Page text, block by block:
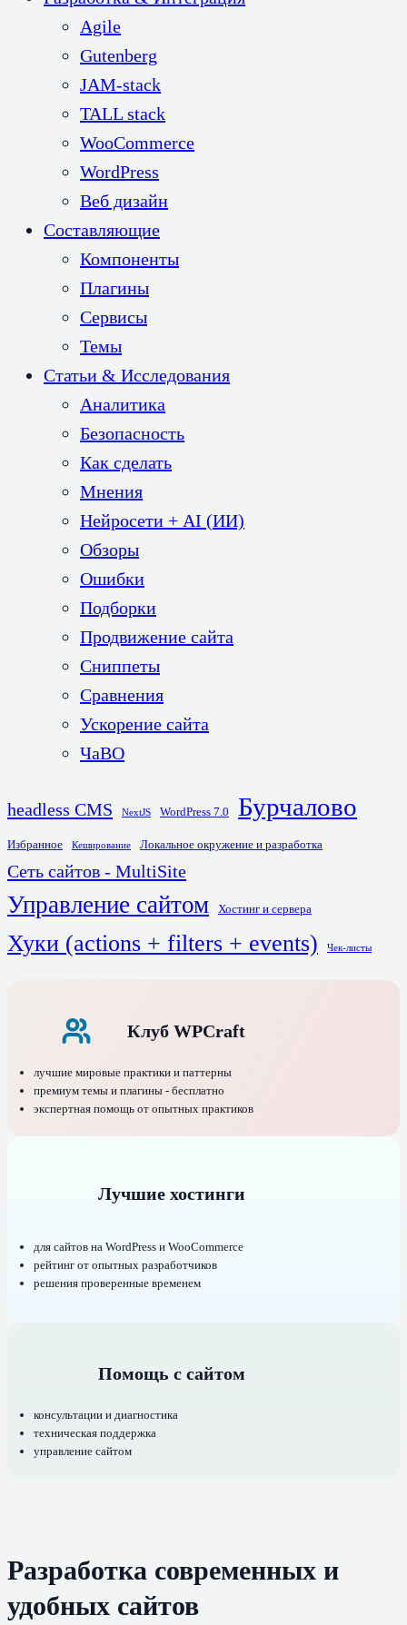
Agile
Gutenberg
JAM-stack
TALL stack
WooCommerce
WordPress
Веб дизайн
Составляющие
Компоненты
Плагины
Сервисы
Темы
Статьи & Исследования
Аналитика
Безопасность
Как сделать
Мнения
Нейросети + AI (ИИ)
Обзоры
Ошибки
Подборки
Продвижение сайта
Сниппеты
Сравнения
Ускорение сайта
ЧаВО
headless CMS NextJS WordPress 7.0 Бурчалово
Избранное Кеширование Локальное окружение и разработка
Сеть сайтов - MultiSite
Управление сайтом Хостинг и сервера
Хуки (actions + filters + events) Чек-листы
Клуб WPCraft
лучшие мировые практики и паттерны
премиум темы и плагины - бесплатно
экспертная помощь от опытных практиков
Лучшие хостинги
для сайтов на WordPress и WooCommerce
рейтинг от опытных разработчиков
решения проверенные временем
Помощь с сайтом
консультации и диагностика
техническая поддержка
управление сайтом
Разработка современных и
удобных сайтов